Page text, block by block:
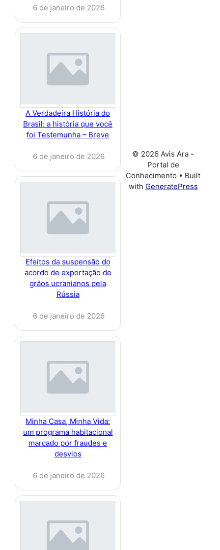
6 de janeiro de 2026
A Verdadeira História do
Brasil: a história que você
foi Testemunha – Breve
6 de janeiro de 2026
Efeitos da suspensão do
acordo de exportação de
grãos ucranianos pela
Rússia
6 de janeiro de 2026
Minha Casa, Minha Vida:
um programa habitacional
marcado por fraudes e
desvios
6 de janeiro de 2026
© 2026 Avis Ara -
Portal de
Conhecimento • Built
with GeneratePress